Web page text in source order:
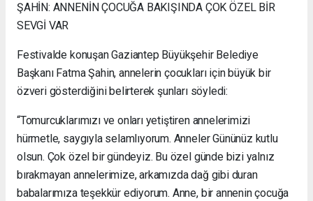
ŞAHİN: ANNENİN ÇOCUĞA BAKIŞINDA ÇOK ÖZEL BİR
SEVGİ VAR
Festivalde konuşan Gaziantep Büyükşehir Belediye
Başkanı Fatma Şahin, annelerin çocukları için büyük bir
özveri gösterdiğini belirterek şunları söyledi:
“Tomurcuklarımızı ve onları yetiştiren annelerimizi
hürmetle, saygıyla selamlıyorum. Anneler Gününüz kutlu
olsun. Çok özel bir gündeyiz. Bu özel günde bizi yalnız
bırakmayan annelerimize, arkamızda dağ gibi duran
babalarımıza teşekkür ediyorum. Anne, bir annenin çocuğa